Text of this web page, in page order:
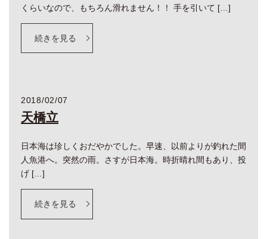
くらいなので、もちろん滑れません！！ 手を引いて […]
続きを見る
2018/02/07
天橋立
日本海は珍しくおだやかでした。早速、以前よりが釣れた間
人魚港へ。突然の雨。さすが日本海。時折晴れ間もあり、投
げ […]
続きを見る